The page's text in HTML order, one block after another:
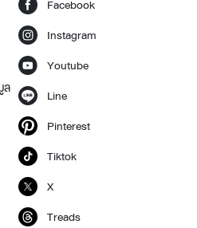
ล
Facebook
Instagram
Youtube
Line
Pinterest
Tiktok
X
Treads